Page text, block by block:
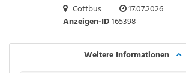
Cottbus
17.07.2026
Anzeigen-ID165398
Weitere Informationen